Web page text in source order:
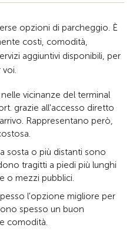
opzioni di parcheggio. È
costi, comodità,
aggiuntivi disponibili, per
voi.
vicinanze del terminal
grazie all'accesso diretto
Rappresentano però,
sosta o più distanti sono
tragitti a piedi più lunghi
o mezzi pubblici.
l'opzione migliore per
spesso un buon
comodità.